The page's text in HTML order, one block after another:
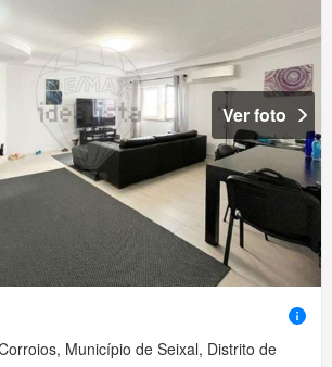
Ver foto
Município de Seixal, Distrito de